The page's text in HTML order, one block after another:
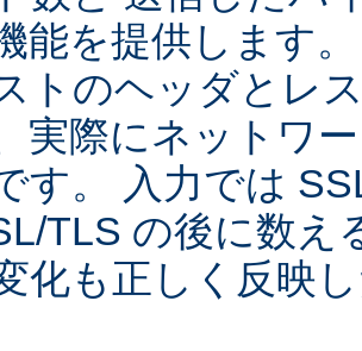
能を提供します
トのヘッダとレ
実際にネットワ
す。 入力では
TLS の後に数え
化も正しく反映